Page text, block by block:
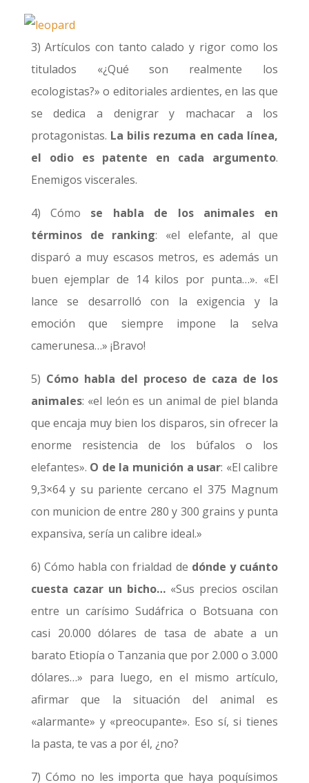
3) Artículos con tanto calado y rigor como los
titulados «¿Qué son realmente los
ecologistas?» o editoriales ardientes, en las que
se dedica a denigrar y machacar a los
protagonistas. La bilis rezuma en cada línea,
el odio es patente en cada argumento.
Enemigos viscerales.
4) Cómo se habla de los animales en
términos de ranking: «el elefante, al que
disparó a muy escasos metros, es además un
buen ejemplar de 14 kilos por punta…». «El
lance se desarrolló con la exigencia y la
emoción que siempre impone la selva
camerunesa…» ¡Bravo!
5) Cómo habla del proceso de caza de los
animales: «el león es un animal de piel blanda
que encaja muy bien los disparos, sin ofrecer la
enorme resistencia de los búfalos o los
elefantes». O de la munición a usar: «El calibre
9,3×64 y su pariente cercano el 375 Magnum
con municion de entre 280 y 300 grains y punta
expansiva, sería un calibre ideal.»
6) Cómo habla con frialdad de dónde y cuánto
cuesta cazar un bicho… «Sus precios oscilan
entre un carísimo Sudáfrica o Botsuana con
casi 20.000 dólares de tasa de abate a un
barato Etiopía o Tanzania que por 2.000 o 3.000
dólares…» para luego, en el mismo artículo,
afirmar que la situación del animal es
«alarmante» y «preocupante». Eso sí, si tienes
la pasta, te vas a por él, ¿no?
7) Cómo no les importa que haya poquísimos